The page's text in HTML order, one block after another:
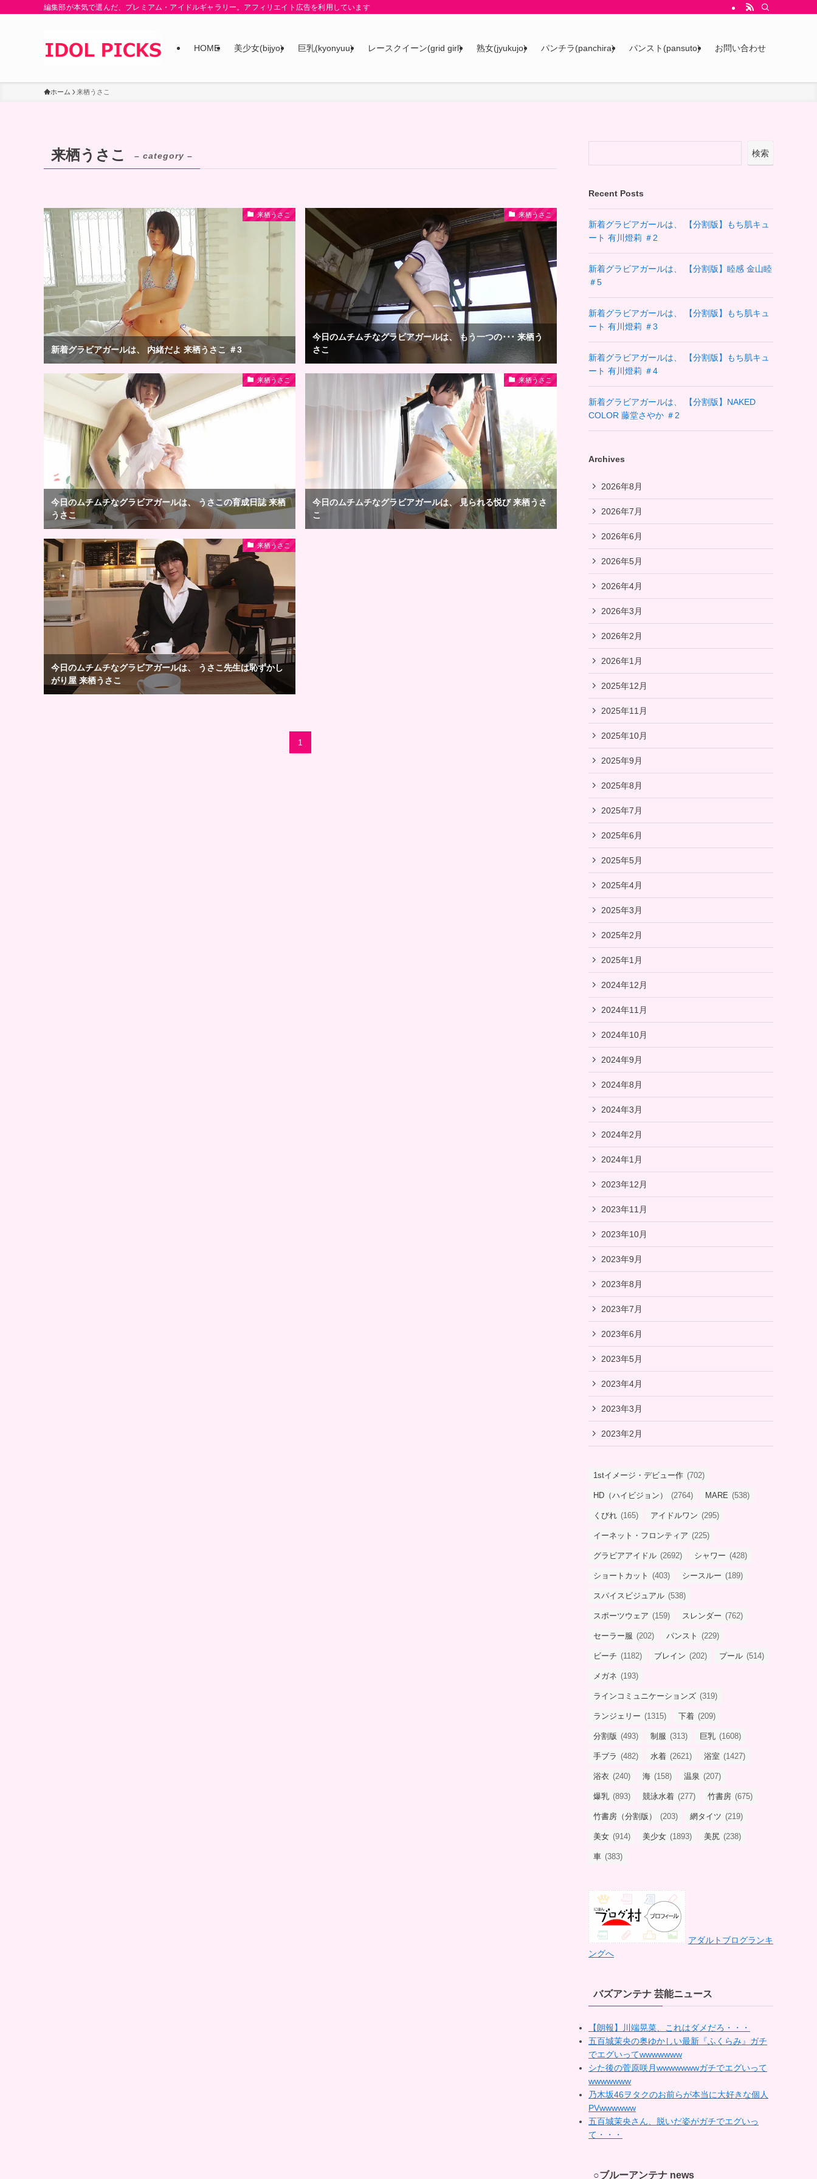
編集部が本気で選んだ、プレミアム・アイドルギャラリー。アフィリエイト広告を利用しています
HOME 美少女(bijyo) 巨乳(kyonyuu) レースクイーン(grid girl) 熟女(jyukujo) パンチラ(panchira) パンスト(pansuto) お問い合わせ
ホーム 来栖うさこ
来栖うさこ – category –
来栖うさこ
新着グラビアガールは、 内緒だよ 来栖うさこ ＃3
来栖うさこ
今日のムチムチなグラビアガールは、 もう一つの･･･ 来栖う
さこ
来栖うさこ
今日のムチムチなグラビアガールは、 うさこの育成日誌 来栖
うさこ
来栖うさこ
今日のムチムチなグラビアガールは、 見られる悦び 来栖うさ
こ
来栖うさこ
今日のムチムチなグラビアガールは、 うさこ先生は恥ずかし
がり屋 来栖うさこ
1
検索
Recent Posts
新着グラビアガールは、 【分割版】もち肌キュ
ート 有川燈莉 ＃2
新着グラビアガールは、 【分割版】睦感 金山睦
＃5
新着グラビアガールは、 【分割版】もち肌キュ
ート 有川燈莉 ＃3
新着グラビアガールは、 【分割版】もち肌キュ
ート 有川燈莉 ＃4
新着グラビアガールは、 【分割版】NAKED
COLOR 藤堂さやか ＃2
Archives
2026年8月
2026年7月
2026年6月
2026年5月
2026年4月
2026年3月
2026年2月
2026年1月
2025年12月
2025年11月
2025年10月
2025年9月
2025年8月
2025年7月
2025年6月
2025年5月
2025年4月
2025年3月
2025年2月
2025年1月
2024年12月
2024年11月
2024年10月
2024年9月
2024年8月
2024年3月
2024年2月
2024年1月
2023年12月
2023年11月
2023年10月
2023年9月
2023年8月
2023年7月
2023年6月
2023年5月
2023年4月
2023年3月
2023年2月
1stイメージ・デビュー作 (702)
HD（ハイビジョン） (2764) MARE (538)
くびれ (165) アイドルワン (295)
イーネット・フロンティア (225)
グラビアアイドル (2692) シャワー (428)
ショートカット (403) シースルー (189)
スパイスビジュアル (538)
スポーツウェア (159) スレンダー (762)
セーラー服 (202) パンスト (229)
ビーチ (1182) ブレイン (202) プール (514)
メガネ (193)
ラインコミュニケーションズ (319)
ランジェリー (1315) 下着 (209)
分割版 (493) 制服 (313) 巨乳 (1608)
手ブラ (482) 水着 (2621) 浴室 (1427)
浴衣 (240) 海 (158) 温泉 (207)
爆乳 (893) 競泳水着 (277) 竹書房 (675)
竹書房（分割版） (203) 網タイツ (219)
美女 (914) 美少女 (1893) 美尻 (238)
車 (383)
アダルトブログランキ
ングへ
バズアンテナ 芸能ニュース
【朗報】川端晃菜、これはダメだろ・・・
五百城茉央の奥ゆかしい最新『ふくらみ』ガチ
でエグいってwwwwwww
シた後の菅原咲月wwwwwwwガチでエグいって
wwwwwww
乃木坂46ヲタクのお前らが本当に大好きな個人
PVwwwwww
五百城茉央さん、脱いだ姿がガチでエグいっ
て・・・
○ブルーアンテナ news